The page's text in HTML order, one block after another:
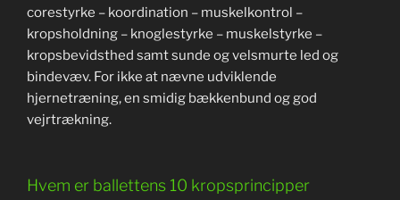
corestyrke – koordination – muskelkontrol –
kropsholdning – knoglestyrke – muskelstyrke –
kropsbevidsthed samt sunde og velsmurte led og
bindevæv. For ikke at nævne udviklende
hjernetræning, en smidig bækkenbund og god
vejrtrækning.
Hvem er ballettens 10 kropsprincipper